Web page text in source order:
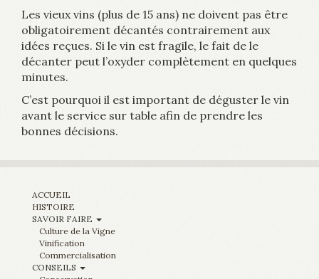
Les vieux vins (plus de 15 ans) ne doivent pas être
obligatoirement décantés contrairement aux
idées reçues. Si le vin est fragile, le fait de le
décanter peut l’oxyder complètement en quelques
minutes.
C’est pourquoi il est important de déguster le vin
avant le service sur table afin de prendre les
bonnes décisions.
ACCUEIL
HISTOIRE
SAVOIR FAIRE
Culture de la Vigne
Vinification
Commercialisation
CONSEILS